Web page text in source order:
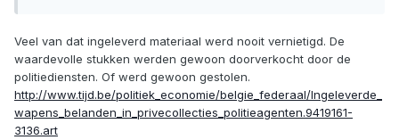
Veel van dat ingeleverd materiaal werd nooit vernietigd. De
waardevolle stukken werden gewoon doorverkocht door de
politiediensten. Of werd gewoon gestolen.
http://www.tijd.be/politiek_economie/belgie_federaal/Ingeleverde_
wapens_belanden_in_privecollecties_politieagenten.9419161-
3136.art